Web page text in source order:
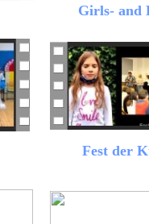
Girls- and
Fest der